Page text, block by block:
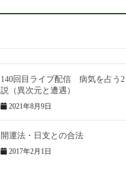
140回目ライブ配信 病気を占
説（異次元と遭遇）
2021年8月9日
開運法・日支との合法
2017年2月1日